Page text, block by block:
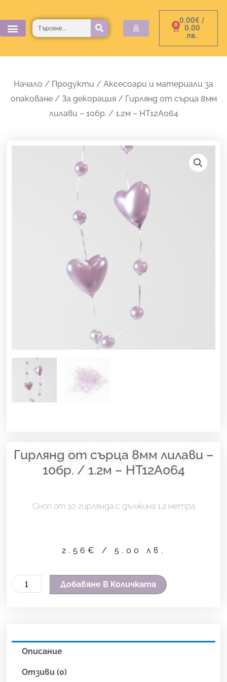
to
content
0.00€ /
0.00
лв.
0
Cart
Търсене
Начало / Продукти / Аксесоари и материали за
опаковане/ За декорация/ Гирлянд от сърца 8мм
лилави – 10бр. / 1.2м – HT12A064
Гирлянд от сърца 8мм лилави –
10бр. / 1.2м – HT12A064
Сноп от 10 гирлянда с дължина 1.2 метра
2.56€ / 5.00 лв.
количество
сърца
8мм
лилави
Добавяне В Количката
Описание
Отзиви (0)